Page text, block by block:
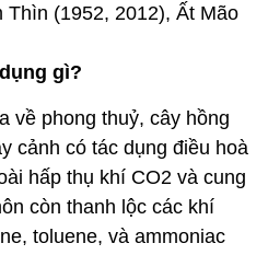
Thìn (1952, 2012), Ất Mão
gì?
về phong thuỷ, cây hồng
cảnh có tác dụng điều hoà
hấp thụ khí CO2 và cung
còn thanh lộc các khí
toluene, và ammoniac